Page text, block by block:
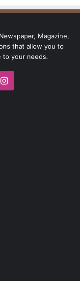
Magazine,
that allow you to
to your needs.
Instagram